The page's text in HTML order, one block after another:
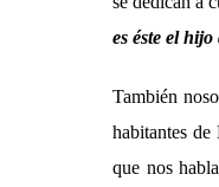
es éste el
También
habitantes
que nos